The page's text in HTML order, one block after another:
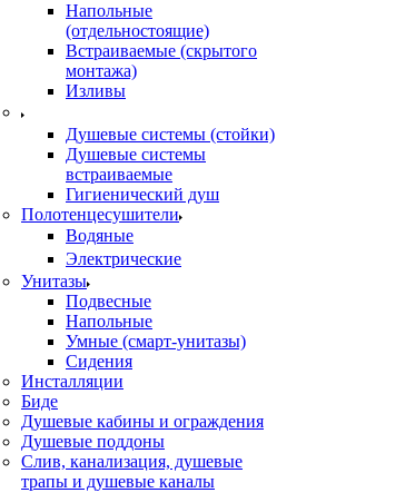
Напольные
(отдельностоящие)
Встраиваемые (скрытого
монтажа)
Изливы
Душевые системы (стойки)
Душевые системы
встраиваемые
Гигиенический душ
Полотенцесушители
ㅤВодяные
ㅤЭлектрические
Унитазы
Подвесные
Напольные
Умные (смарт-унитазы)
Сидения
Инсталляции
Биде
Душевые кабины и ограждения
Душевые поддоны
Слив, канализация, душевые
трапы и душевые каналы